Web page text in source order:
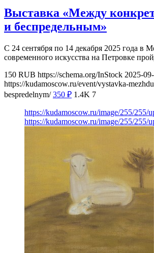
Выставка «Между
и беспредельным»
С 24 сентября по 14 декабря 2025 года в
современного искусства на Петровке
150 RUB https://schema.org/InStock 2025-
https://kudamoscow.ru/event/vystavka-
bespredelnym/ 350 ₽ 1.4K 7
https://kudamoscow.ru/image/255/255/
https://kudamoscow.ru/image/255/255/